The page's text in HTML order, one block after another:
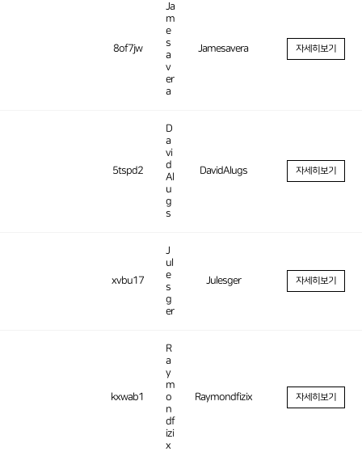
8of7jw
Ja
m
e
s
a
v
er
a
Jamesavera 자세히보기
5tspd2
D
a
vi
d
Al
u
g
s
DavidAlugs 자세히보기
xvbu17
J
ul
e
s
g
er
Julesger 자세히보기
kxwab1
R
a
y
m
o
n
df
izi
x
Raymondfizix 자세히보기